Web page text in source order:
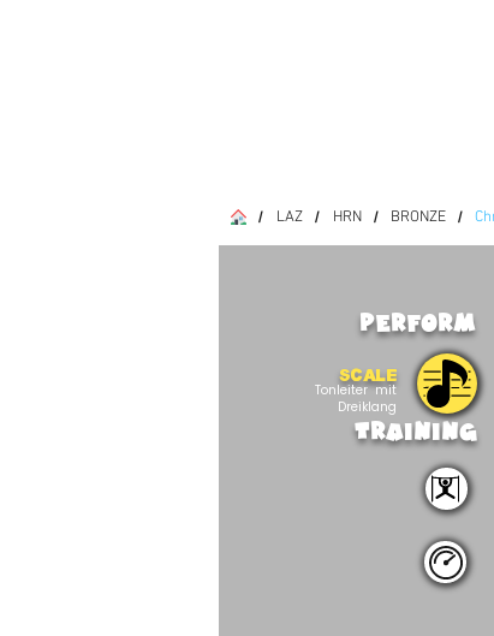
/ LAZ / HRN / BRONZE /
PERFORM
TRAINING
SCALE
Tonleiter mit
Dreiklang